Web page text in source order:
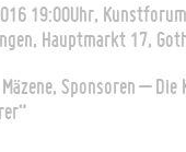
19:00Uhr, Kunstforum
Hauptmarkt 17,
Sponsoren – Die